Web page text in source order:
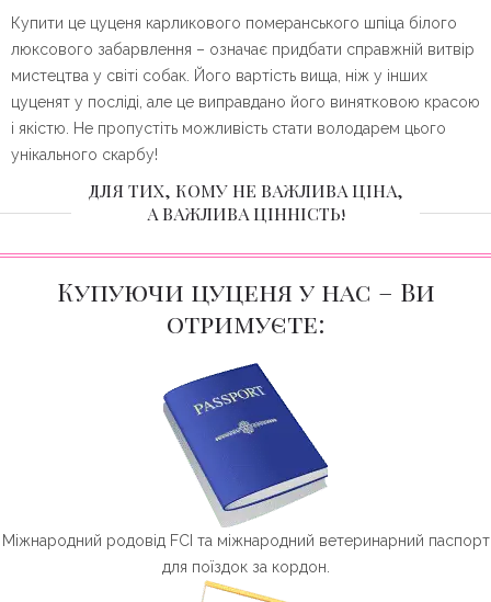
Купити це цуценя карликового померанського шпіца білого
люксового забарвлення – означає придбати справжній витвір
мистецтва у світі собак. Його вартість вища, ніж у інших
цуценят у посліді, але це виправдано його винятковою красою
і якістю. Не пропустіть можливість стати володарем цього
унікального скарбу!
ДЛЯ ТИХ, КОМУ НЕ ВАЖЛИВА ЦІНА,
А ВАЖЛИВА ЦІННІСТЬ!
Купуючи цуценя у нас – Ви
отримуєте:
Міжнародний родовід FCI та міжнародний ветеринарний паспорт
для поїздок за кордон.